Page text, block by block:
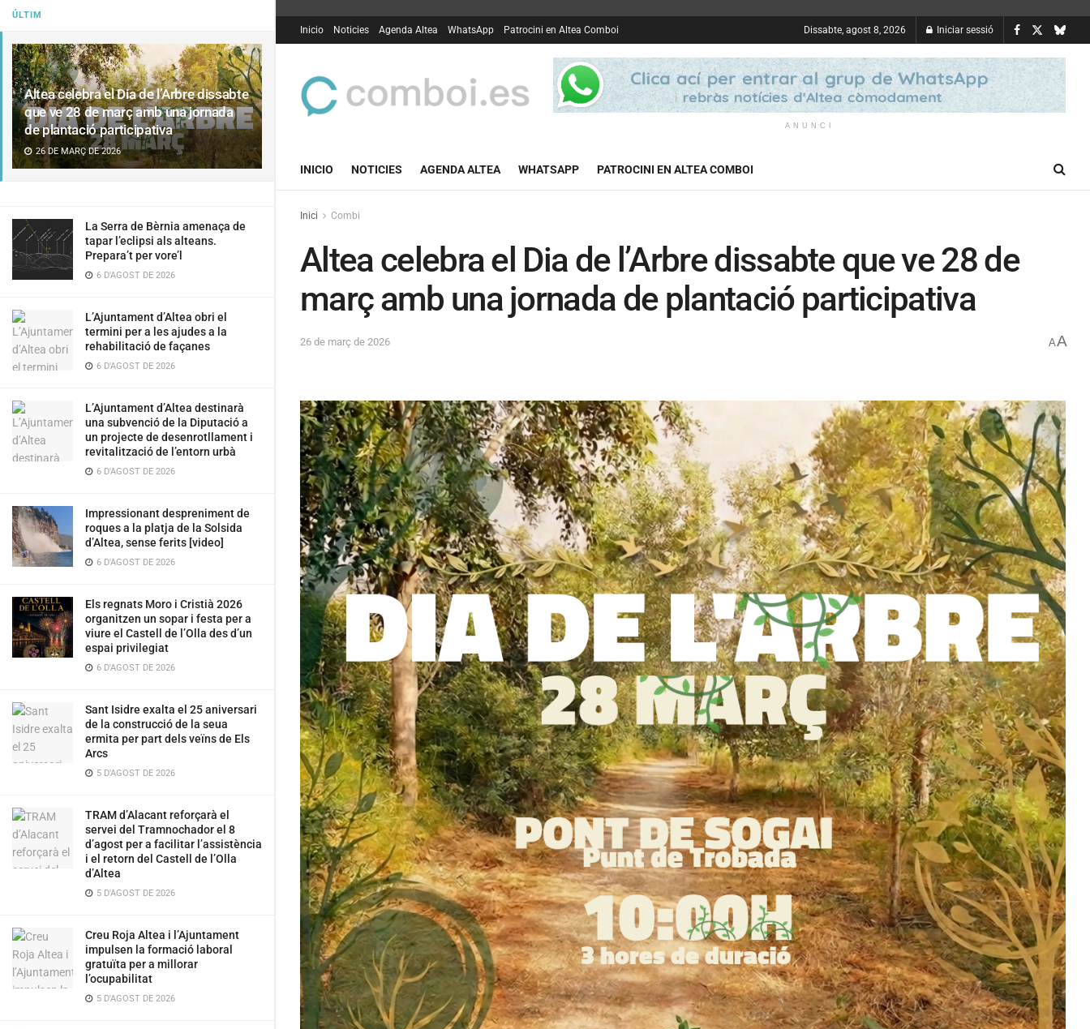
ÚLTIM
Altea celebra el Dia de l’Arbre dissabte
que ve 28 de març amb una jornada
de plantació participativa
26 DE MARÇ DE 2026
La Serra de Bèrnia amenaça de
tapar l’eclipsi als alteans.
Prepara’t per vore’l
6 D'AGOST DE 2026
L’Ajuntament d’Altea obri el
termini per a les ajudes a la
rehabilitació de façanes
6 D'AGOST DE 2026
L’Ajuntament d’Altea destinarà
una subvenció de la Diputació a
un projecte de desenrotllament i
revitalització de l’entorn urbà
6 D'AGOST DE 2026
Impressionant despreniment de
roques a la platja de la Solsida
d’Altea, sense ferits [video]
6 D'AGOST DE 2026
Els regnats Moro i Cristià 2026
organitzen un sopar i festa per a
viure el Castell de l’Olla des d’un
espai privilegiat
6 D'AGOST DE 2026
Sant Isidre exalta el 25 aniversari
de la construcció de la seua
ermita per part dels veïns de Els
Arcs
5 D'AGOST DE 2026
TRAM d’Alacant reforçarà el
servei del Tramnochador el 8
d’agost per a facilitar l’assistència
i el retorn del Castell de l’Olla
d’Altea
5 D'AGOST DE 2026
Creu Roja Altea i l’Ajuntament
impulsen la formació laboral
gratuïta per a millorar
l’ocupabilitat
5 D'AGOST DE 2026
Inicio Noticies Agenda Altea WhatsApp Patrocini en Altea Comboi Dissabte, agost 8, 2026 Iniciar sessió
ANUNCI
INICIO NOTICIES AGENDA ALTEA WHATSAPP PATROCINI EN ALTEA COMBOI
Inici Combi
Altea celebra el Dia de l’Arbre dissabte que ve 28 de
març amb una jornada de plantació participativa
26 de març de 2026 AA